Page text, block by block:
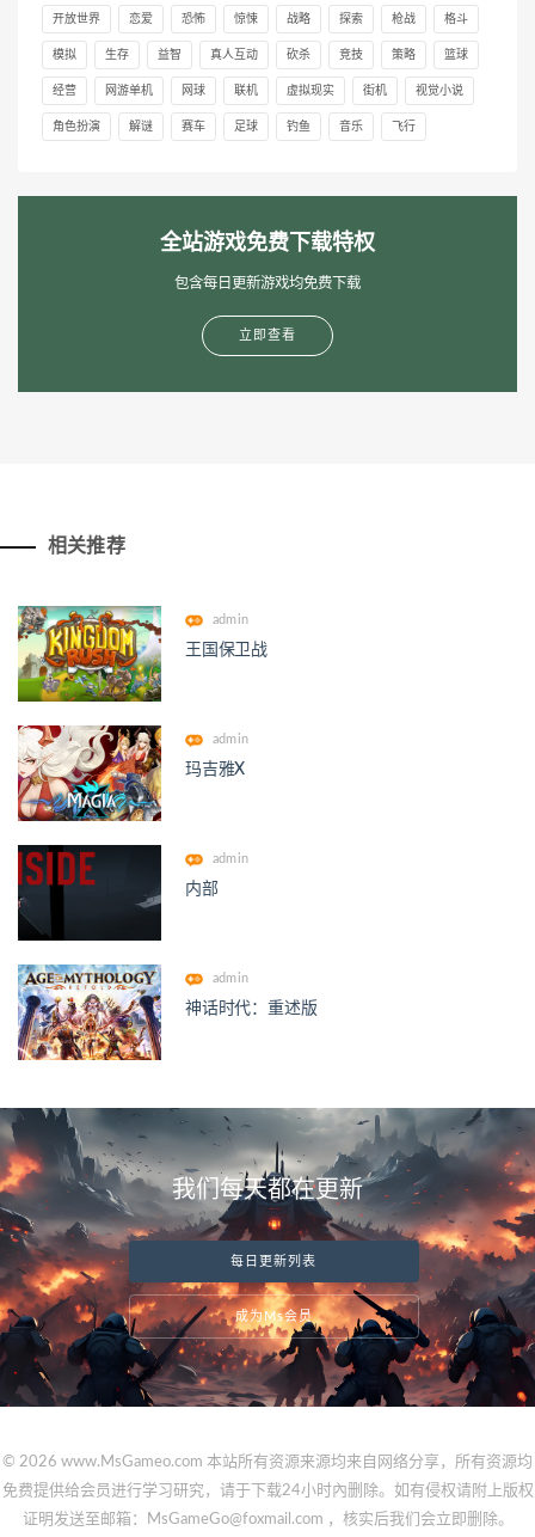
开放世界 恋爱 恐怖 惊悚 战略 探索 枪战 格斗
模拟 生存 益智 真人互动 砍杀 竞技 策略 篮球
经营 网游单机 网球 联机 虚拟现实 街机 视觉小说
角色扮演 解谜 赛车 足球 钓鱼 音乐 飞行
全站游戏免费下载特权
包含每日更新游戏均免费下载
立即查看
相关推荐
admin
王国保卫战
admin
玛吉雅X
admin
内部
admin
神话时代：重述版
我们每天都在更新
每日更新列表
成为Ms会员
© 2026 www.MsGameo.com 本站所有资源来源均来自网络分享，所有资源均
免费提供给会员进行学习研究，请于下载24小时內删除。如有侵权请附上版权
证明发送至邮箱：MsGameGo@foxmail.com ，核实后我们会立即删除。